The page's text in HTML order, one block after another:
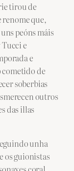
tirou de
que,
peóns máis
e
e
cometido de
soberbias
outros
das illas
unha
os guionistas